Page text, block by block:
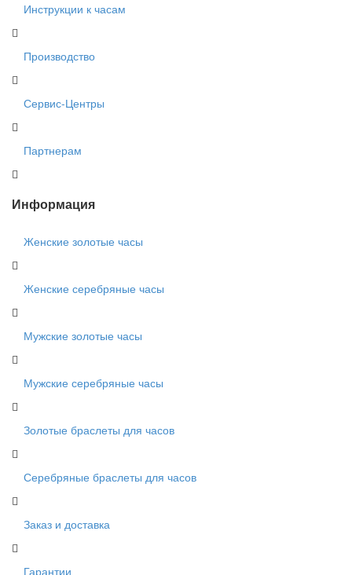
Инструкции к часам
Производство
Сервис-Центры
Партнерам
Информация
Женские золотые часы
Женские серебряные часы
Мужские золотые часы
Мужские серебряные часы
Золотые браслеты для часов
Серебряные браслеты для часов
Заказ и доставка
Гарантии